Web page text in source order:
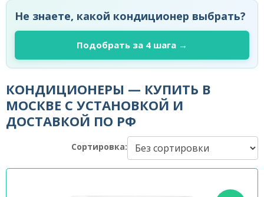
Не знаете, какой кондиционер выбрать?
Подобрать за 4 шага →
КОНДИЦИОНЕРЫ — КУПИТЬ В
МОСКВЕ С УСТАНОВКОЙ И
ДОСТАВКОЙ ПО РФ
Сортировка: